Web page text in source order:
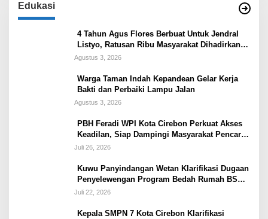
Edukasi
4 Tahun Agus Flores Berbuat Untuk Jendral
Listyo, Ratusan Ribu Masyarakat Dihadirkan
Dilapangan
Agustus 3, 2026
Warga Taman Indah Kepandean Gelar Kerja
Bakti dan Perbaiki Lampu Jalan
Agustus 3, 2026
PBH Feradi WPI Kota Cirebon Perkuat Akses
Keadilan, Siap Dampingi Masyarakat Pencari
Keadilan
Juli 26, 2026
Kuwu Panyindangan Wetan Klarifikasi Dugaan
Penyelewengan Program Bedah Rumah BSPS
Tegaskan Penyaluran Sesuai Prosedur
Juli 22, 2026
Kepala SMPN 7 Kota Cirebon Klarifikasi